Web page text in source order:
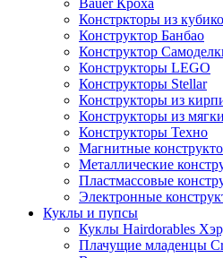
Bauer Кроха
Констркторы из
Конструктор Банбао
Конструктор
Конструкторы LEGO
Конструкторы Stellar
Конструкторы из
Конструкторы из
Конструкторы Техно
Магнитные
Металлические
Пластмассовые
Электронные
Куклы и пупсы
Куклы Hairdorables
Плачущие младенцы